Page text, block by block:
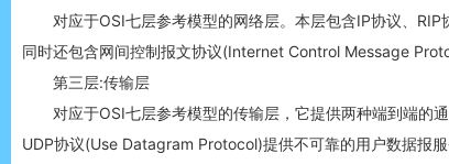
对应于OSI七层参考模型的网络层。本层包含IP协议、RIP
同时还包含网间控制报文协议(Internet Control Message
第三层:传输层
对应于OSI七层参考模型的传输层，它提供两种端到端的
UDP协议(Use Datagram Protocol)提供不可靠的用户数据报服